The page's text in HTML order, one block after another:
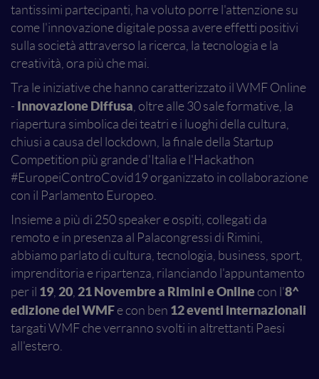
tantissimi partecipanti, ha voluto porre l'attenzione su
come l'innovazione digitale possa avere effetti positivi
sulla società attraverso la ricerca, la tecnologia e la
creatività, ora più che mai.
Tra le iniziative che hanno caratterizzato il WMF Online
- Innovazione Diffusa, oltre alle 30 sale formative, la
riapertura simbolica dei teatri e i luoghi della cultura,
chiusi a causa del lockdown, la finale della Startup
Competition più grande d'Italia e l'Hackathon
#EuropeiControCovid19 organizzato in collaborazione
con il Parlamento Europeo.
Insieme a più di 250 speaker e ospiti, collegati da
remoto e in presenza al Palacongressi di Rimini,
abbiamo parlato di cultura, tecnologia, business, sport,
imprenditoria e ripartenza, rilanciando l'appuntamento
per il 19, 20, 21 Novembre a Rimini e Online con l'8^
edizione del WMF e con ben 12 eventi internazionali
targati WMF che verranno svolti in altrettanti Paesi
all'estero.